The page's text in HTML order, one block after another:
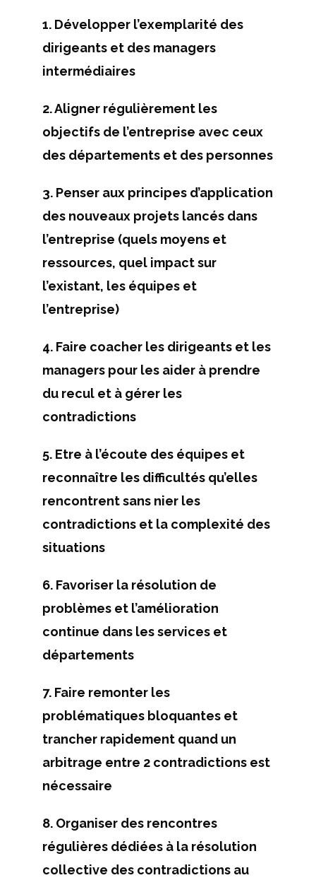
1. Développer l’exemplarité des
dirigeants et des managers
intermédiaires
2. Aligner régulièrement les
objectifs de l’entreprise avec ceux
des départements et des personnes
3. Penser aux principes d’application
des nouveaux projets lancés dans
l’entreprise (quels moyens et
ressources, quel impact sur
l’existant, les équipes et
l’entreprise)
4. Faire coacher les dirigeants et les
managers pour les aider à prendre
du recul et à gérer les
contradictions
5. Etre à l’écoute des équipes et
reconnaître les difficultés qu’elles
rencontrent sans nier les
contradictions et la complexité des
situations
6. Favoriser la résolution de
problèmes et l’amélioration
continue dans les services et
départements
7. Faire remonter les
problématiques bloquantes et
trancher rapidement quand un
arbitrage entre 2 contradictions est
nécessaire
8. Organiser des rencontres
régulières dédiées à la résolution
collective des contradictions au